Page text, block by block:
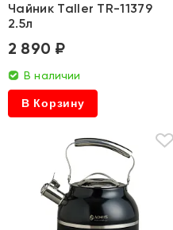
Чайник Taller TR-11379
2.5л
2 890 ₽
В наличии
В Корзину